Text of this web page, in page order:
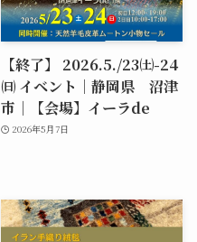
【終了】 2026.5./23㈯-24
㈰ イベント｜静岡県 沼津
市｜【会場】イーラde
2026年5月7日